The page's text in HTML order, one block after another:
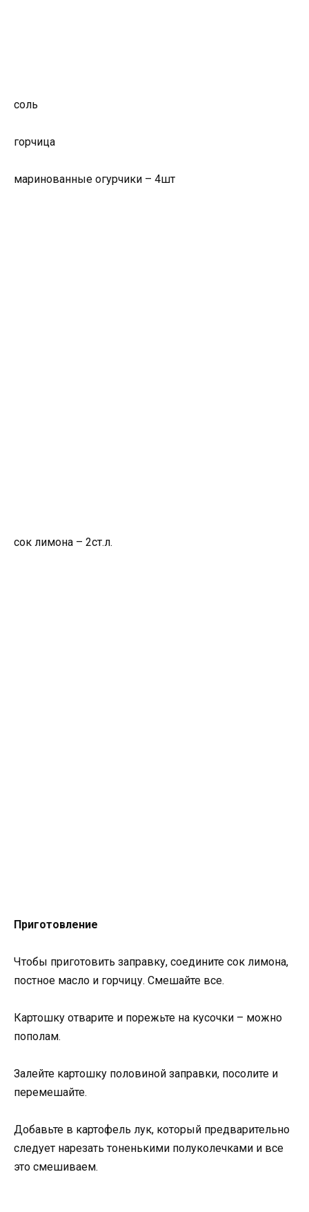
соль
горчица
маринованные огурчики – 4шт
сок лимона – 2ст.л.
Приготовление
Чтобы приготовить заправку, соедините сок лимона,
постное масло и горчицу. Смешайте все.
Картошку отварите и порежьте на кусочки – можно
пополам.
Залейте картошку половиной заправки, посолите и
перемешайте.
Добавьте в картофель лук, который предварительно
следует нарезать тоненькими полуколечками и все
это смешиваем.